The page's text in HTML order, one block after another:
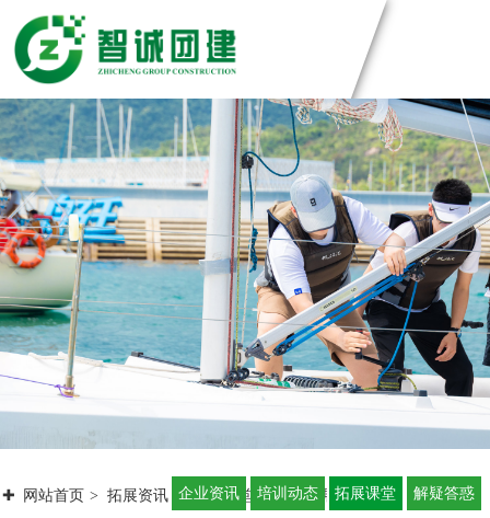
团建方案
主题团建系列
匠人制作系列
音乐释压系列
数字团建系列
文化赋能系列
组织运动系列
团建基地
深圳基地
广州基地
东莞基地
惠州基地
佛山基地
清远基地
河源基地
案例展示
创新科技公司
生产制造企业
银行保险证券
服务管理资询
学校培训机构
定制化方案
视频中心
智诚团队
联系智诚
网站首页 拓展资讯 拓展课堂 智诚拓展课堂：怎样做到让拓
企业资讯 培训动态 拓展课堂 解疑答惑